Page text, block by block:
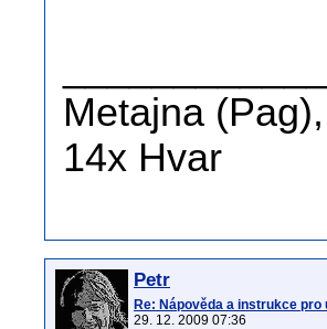
Metajna
14x Hvar
Petr
Re: Nápověda a instrukce pro
29. 12. 2009 07:36